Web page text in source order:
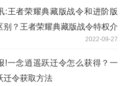
:王者荣耀典藏版战令和进阶版
别？王者荣耀典藏版战令特权介
2022-09-27
!一念逍遥跃迁令怎么获得？一
迁令获取方法